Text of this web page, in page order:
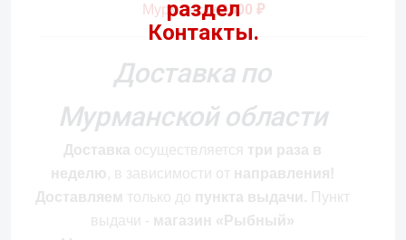
Мурманску2500 ₽
Доставка по
Мурманской области
Доставка осуществляется три раза в
неделю, в зависимости от направления!
Доставляем только до пункта выдачи. Пункт
выдачи - магазин «Рыбный»